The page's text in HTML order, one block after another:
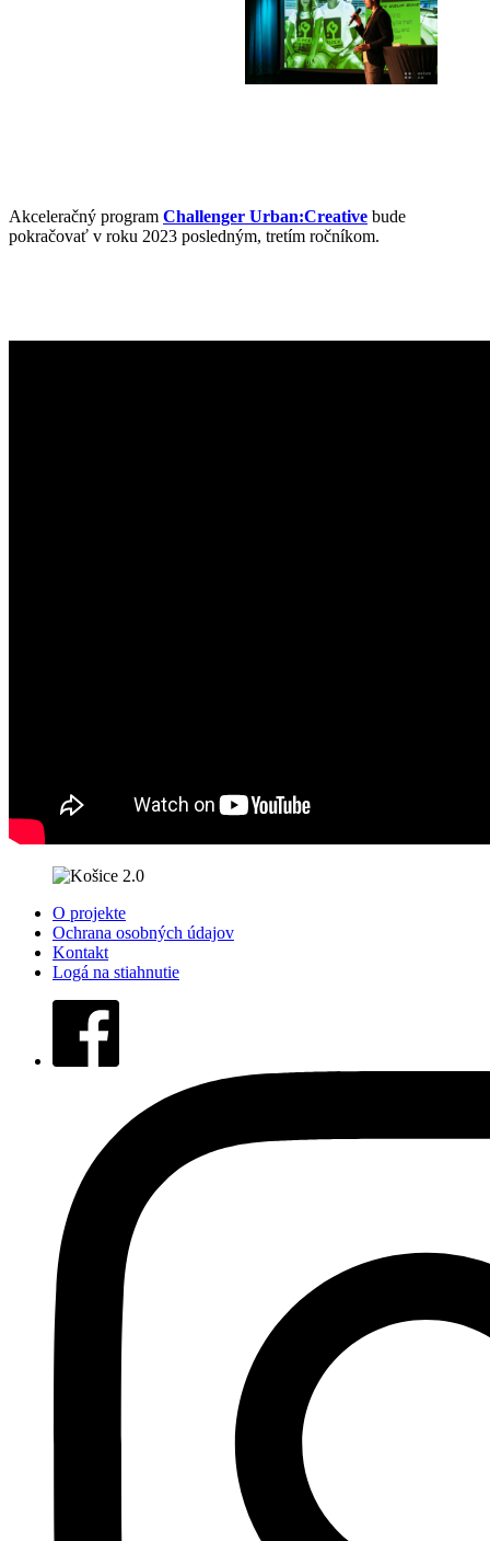
Akceleračný program Challenger Urban:Creative bude
pokračovať v roku 2023 posledným, tretím ročníkom.
O projekte
Ochrana osobných údajov
Kontakt
Logá na stiahnutie